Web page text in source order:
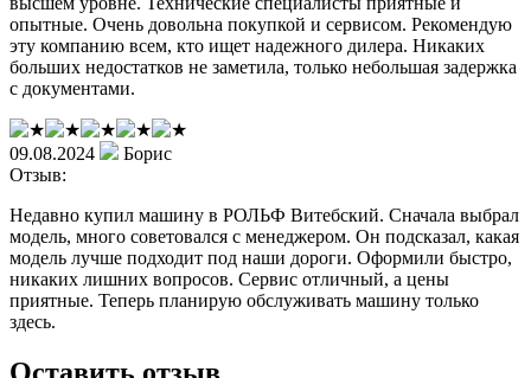
опытные. Очень довольна покупкой и сервисом. Рекомендую
эту компанию всем, кто ищет надежного дилера. Никаких
больших недостатков не заметила, только небольшая задержка
с документами.
09.08.2024
Борис
Отзыв:
Недавно купил машину в РОЛЬФ Витебский. Сначала выбрал
модель, много советовался с менеджером. Он подсказал, какая
модель лучше подходит под наши дороги. Оформили быстро,
никаких лишних вопросов. Сервис отличный, а цены
приятные. Теперь планирую обслуживать машину только
здесь.
Оставить отзыв